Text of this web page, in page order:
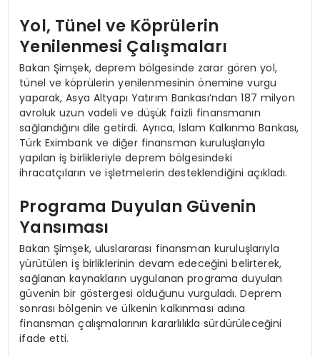
Yol, Tünel ve Köprülerin
Yenilenmesi Çalışmaları
Bakan Şimşek, deprem bölgesinde zarar gören yol,
tünel ve köprülerin yenilenmesinin önemine vurgu
yaparak, Asya Altyapı Yatırım Bankası’ndan 187 milyon
avroluk uzun vadeli ve düşük faizli finansmanın
sağlandığını dile getirdi. Ayrıca, İslam Kalkınma Bankası,
Türk Eximbank ve diğer finansman kuruluşlarıyla
yapılan iş birlikleriyle deprem bölgesindeki
ihracatçıların ve işletmelerin desteklendiğini açıkladı.
Programa Duyulan Güvenin
Yansıması
Bakan Şimşek, uluslararası finansman kuruluşlarıyla
yürütülen iş birliklerinin devam edeceğini belirterek,
sağlanan kaynakların uygulanan programa duyulan
güvenin bir göstergesi olduğunu vurguladı. Deprem
sonrası bölgenin ve ülkenin kalkınması adına
finansman çalışmalarının kararlılıkla sürdürüleceğini
ifade etti.